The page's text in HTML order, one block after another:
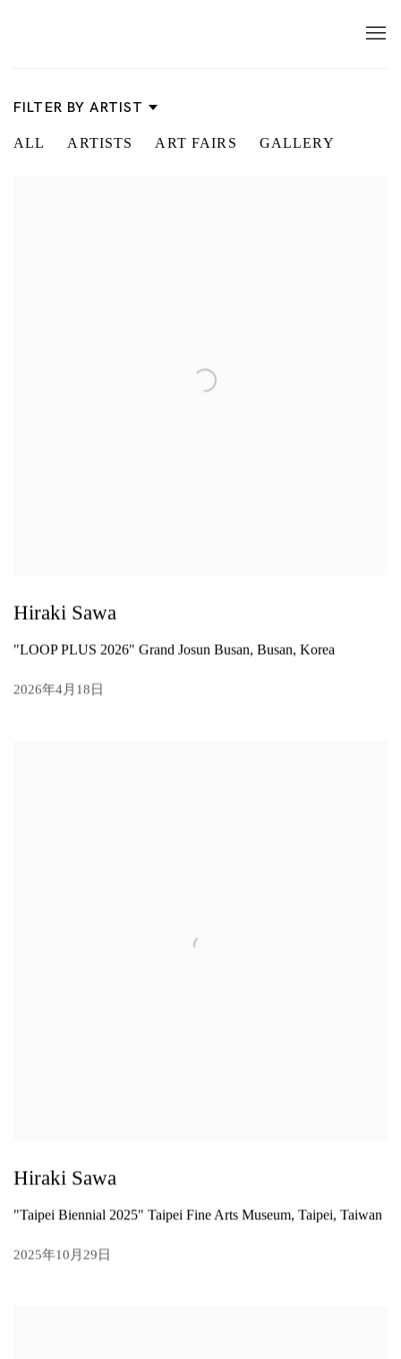
新闻
FILTER BY ARTIST
ALL ARTISTS ART FAIRS GALLERY
Hiraki Sawa
"LOOP PLUS 2026" Grand Josun Busan, Busan, Korea
2026年4月18日
Hiraki Sawa
"Taipei Biennial 2025" Taipei Fine Arts Museum, Taipei, Taiwan
2025年10月29日